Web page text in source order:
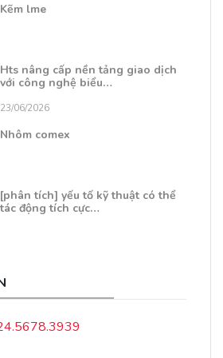
Kẽm lme
Hts nâng cấp nền tảng giao dịch
với công nghệ biểu…
23/06/2026
Nhôm comex
[phân tích] yếu tố kỹ thuật có thể
tác động tích cực…